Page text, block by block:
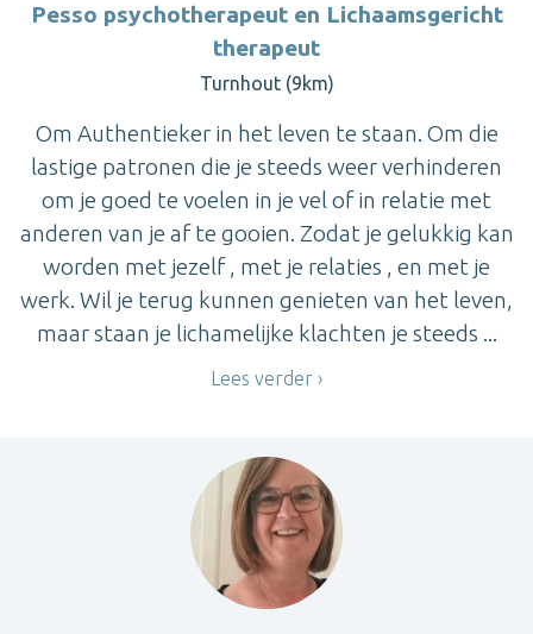
Pesso psychotherapeut en Lichaamsgericht
therapeut
Turnhout (9km)
Om Authentieker in het leven te staan. Om die
lastige patronen die je steeds weer verhinderen
om je goed te voelen in je vel of in relatie met
anderen van je af te gooien. Zodat je gelukkig kan
worden met jezelf , met je relaties , en met je
werk. Wil je terug kunnen genieten van het leven,
maar staan je lichamelijke klachten je steeds ...
Lees verder